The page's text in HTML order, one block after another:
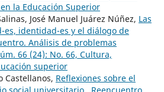
la Educación Superior
José Manuel Juárez Núñez, Las
identidad-es y el diálogo de
Análisis de problemas
66 (24): No. 66, Cultura,
superior
Castellanos, Reflexiones sobre el
social universitario
Reencuentro.